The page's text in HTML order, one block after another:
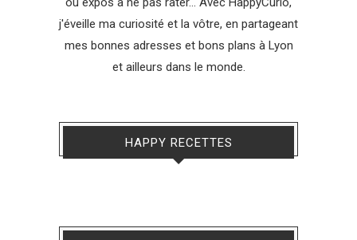
j'éveille ma curiosité et la vôtre, en partageant
mes bonnes adresses et bons plans à Lyon
et ailleurs dans le monde.
HAPPY RECETTES